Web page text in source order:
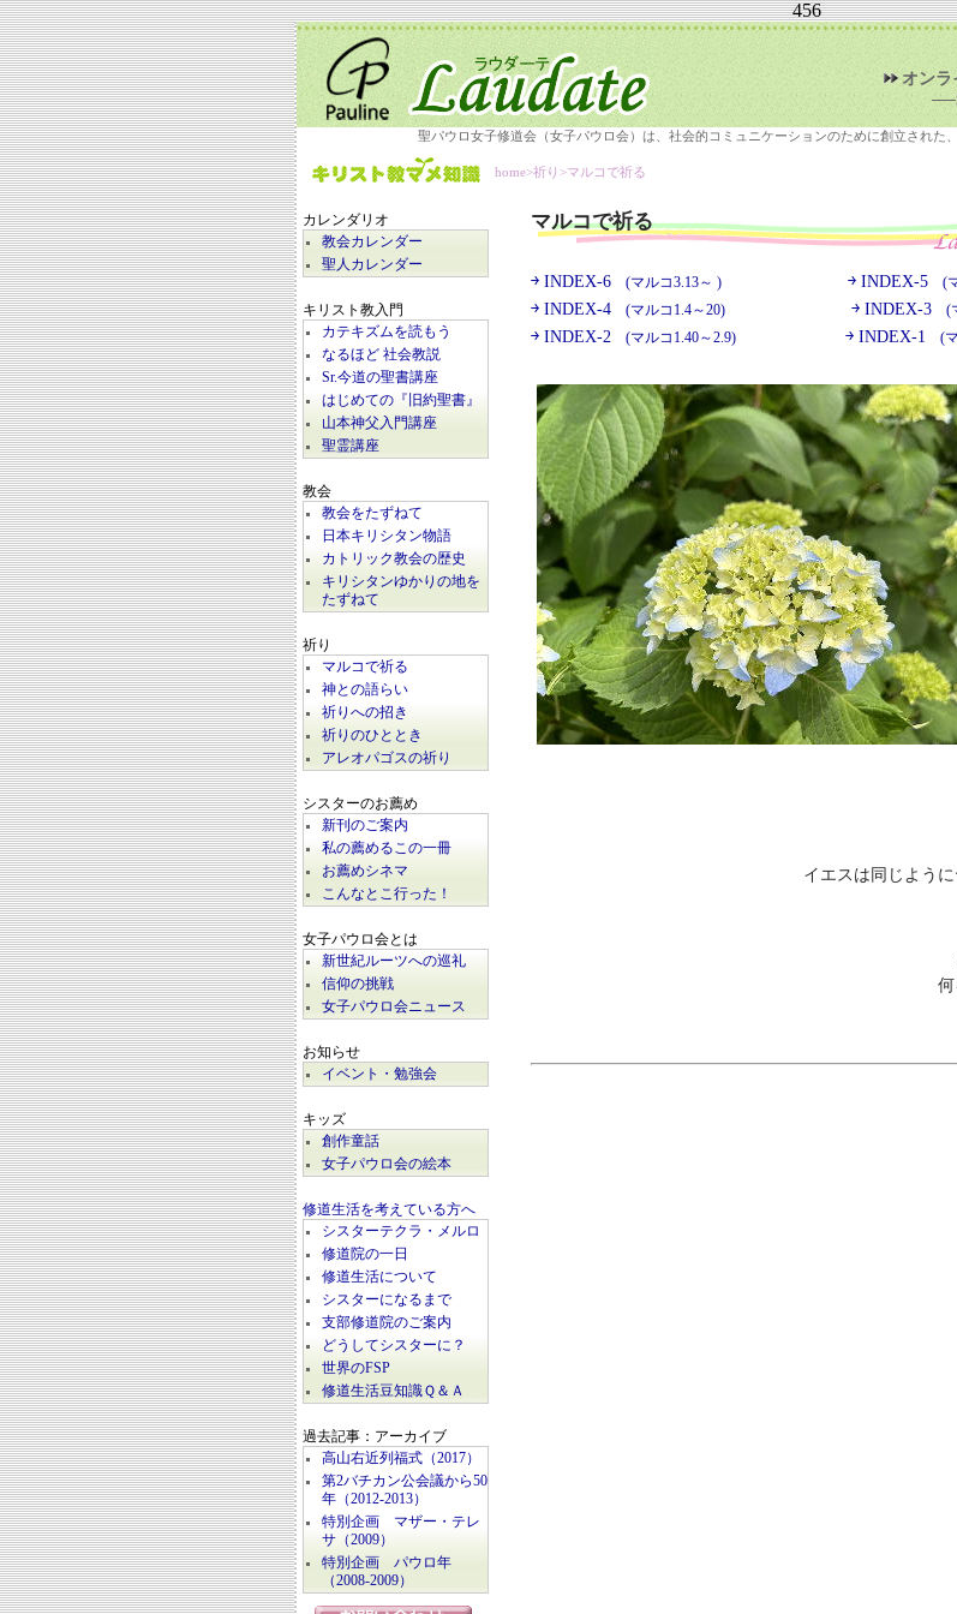
456
オンラ
聖パウロ女子修道会（女子パウロ会）は、社会的コミュニケーションのために創立された
カレンダリオ
教会カレンダー
聖人カレンダー
キリスト教入門
カテキズムを読もう
なるほど 社会教説
Sr.今道の聖書講座
はじめての『旧約聖書』
山本神父入門講座
聖霊講座
教会
教会をたずねて
日本キリシタン物語
カトリック教会の歴史
キリシタンゆかりの地を
たずねて
祈り
マルコで祈る
神との語らい
祈りへの招き
祈りのひととき
アレオパゴスの祈り
シスターのお薦め
新刊のご案内
私の薦めるこの一冊
お薦めシネマ
こんなとこ行った！
女子パウロ会とは
新世紀ルーツへの巡礼
信仰の挑戦
女子パウロ会ニュース
お知らせ
イベント・勉強会
キッズ
創作童話
女子パウロ会の絵本
修道生活を考えている方へ
シスターテクラ・メルロ
修道院の一日
修道生活について
シスターになるまで
支部修道院のご案内
どうしてシスターに？
世界のFSP
修道生活豆知識Ｑ＆Ａ
過去記事：アーカイブ
高山右近列福式（2017）
第2バチカン公会議から50
年（2012-2013）
特別企画 マザー・テレ
サ（2009）
特別企画 パウロ年
（2008-2009）
home>祈り>マルコで祈る
マルコで祈る
￫ INDEX-6 (マルコ3.13～ ) ￫ INDEX-5 (
￫ INDEX-4 (マルコ1.4～20) ￫ INDEX-3 (
￫ INDEX-2 (マルコ1.40～2.9) ￫ INDEX-1 (マ
イエスは同じよう